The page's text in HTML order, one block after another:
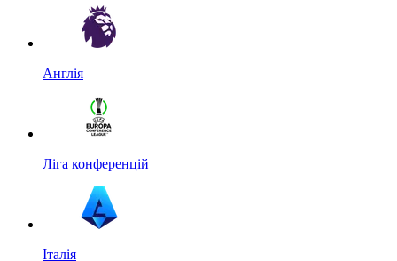
Англія
Ліга конференцій
Італія